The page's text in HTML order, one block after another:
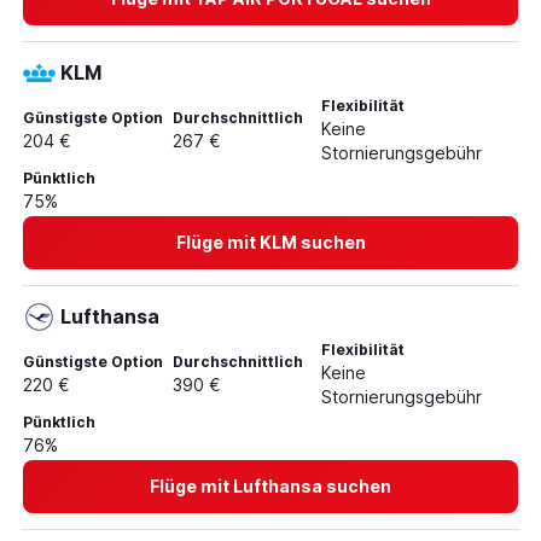
KLM
Günstigste Option
204 €
Durchschnittlich
267 €
Flexibilität
Keine
Stornierungsgebühr
Pünktlich
75%
Flüge mit KLM suchen
Lufthansa
Günstigste Option
220 €
Durchschnittlich
390 €
Flexibilität
Keine
Stornierungsgebühr
Pünktlich
76%
Flüge mit Lufthansa suchen